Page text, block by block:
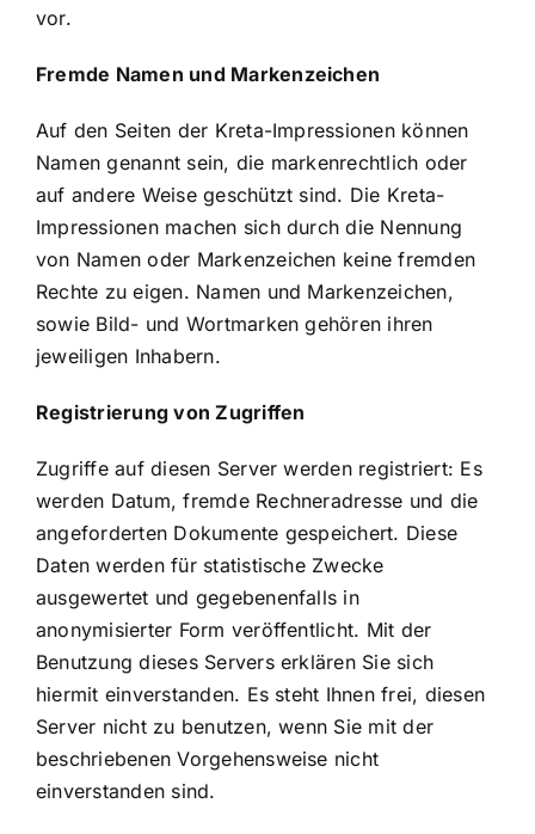
vor.
Fremde Namen und Markenzeichen
Auf den Seiten der Kreta-Impressionen können
Namen genannt sein, die markenrechtlich oder
auf andere Weise geschützt sind. Die Kreta-
Impressionen machen sich durch die Nennung
von Namen oder Markenzeichen keine fremden
Rechte zu eigen. Namen und Markenzeichen,
sowie Bild- und Wortmarken gehören ihren
jeweiligen Inhabern.
Registrierung von Zugriffen
Zugriffe auf diesen Server werden registriert: Es
werden Datum, fremde Rechneradresse und die
angeforderten Dokumente gespeichert. Diese
Daten werden für statistische Zwecke
ausgewertet und gegebenenfalls in
anonymisierter Form veröffentlicht. Mit der
Benutzung dieses Servers erklären Sie sich
hiermit einverstanden. Es steht Ihnen frei, diesen
Server nicht zu benutzen, wenn Sie mit der
beschriebenen Vorgehensweise nicht
einverstanden sind.